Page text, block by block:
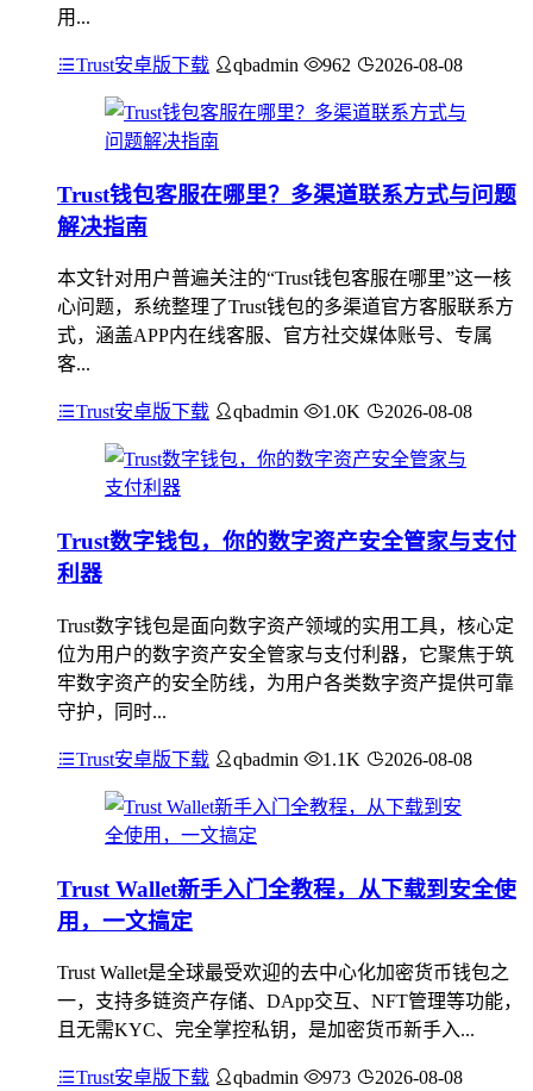
用...
Trust安卓版下载 qbadmin 962 2026-08-08
Trust钱包客服在哪里？多渠道联系方式与问题
解决指南
本文针对用户普遍关注的“Trust钱包客服在哪里”这一核
心问题，系统整理了Trust钱包的多渠道官方客服联系方
式，涵盖APP内在线客服、官方社交媒体账号、专属
客...
Trust安卓版下载 qbadmin 1.0K 2026-08-08
Trust数字钱包，你的数字资产安全管家与支付
利器
Trust数字钱包是面向数字资产领域的实用工具，核心定
位为用户的数字资产安全管家与支付利器，它聚焦于筑
牢数字资产的安全防线，为用户各类数字资产提供可靠
守护，同时...
Trust安卓版下载 qbadmin 1.1K 2026-08-08
Trust Wallet新手入门全教程，从下载到安全使
用，一文搞定
Trust Wallet是全球最受欢迎的去中心化加密货币钱包之
一，支持多链资产存储、DApp交互、NFT管理等功能，
且无需KYC、完全掌控私钥，是加密货币新手入...
Trust安卓版下载 qbadmin 973 2026-08-08